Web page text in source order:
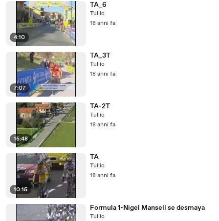
4:10
TA_6
Tullio
18 anni fa
7:07
TA_3T
Tullio
18 anni fa
15:48
TA-2T
Tullio
18 anni fa
10:15
TA
Tullio
18 anni fa
Formula 1-Nigel Mansell se desmaya
Tullio